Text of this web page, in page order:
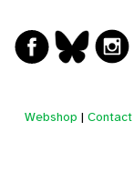
Webshop | Contact